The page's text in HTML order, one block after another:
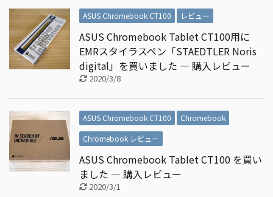
ASUS Chromebook CT100 レビュー
ASUS Chromebook Tablet CT100用に
EMRスタイラスペン「STAEDTLER Noris
digital」を買いました ― 購入レビュー
2020/3/8
ASUS Chromebook CT100
Chromebook
Chromebook レビュー
ASUS Chromebook Tablet CT100 を買い
ました ― 購入レビュー
2020/3/1